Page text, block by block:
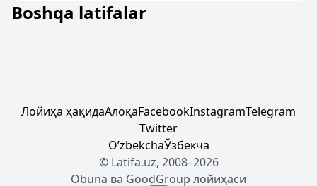
Boshqa latifalar
Лойиҳа ҳақидаАлоқаFacebookInstagramTelegram
Twitter
OʼzbekchaЎзбекча
© Latifa.uz, 2008–2026
Obuna ва GoodGroup лойиҳаси